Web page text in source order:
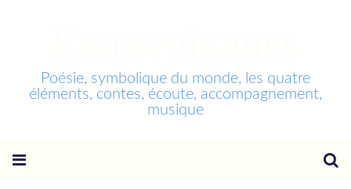
Poésie, symbolique du monde, les quatre
éléments, contes, écoute, accompagnement,
musique